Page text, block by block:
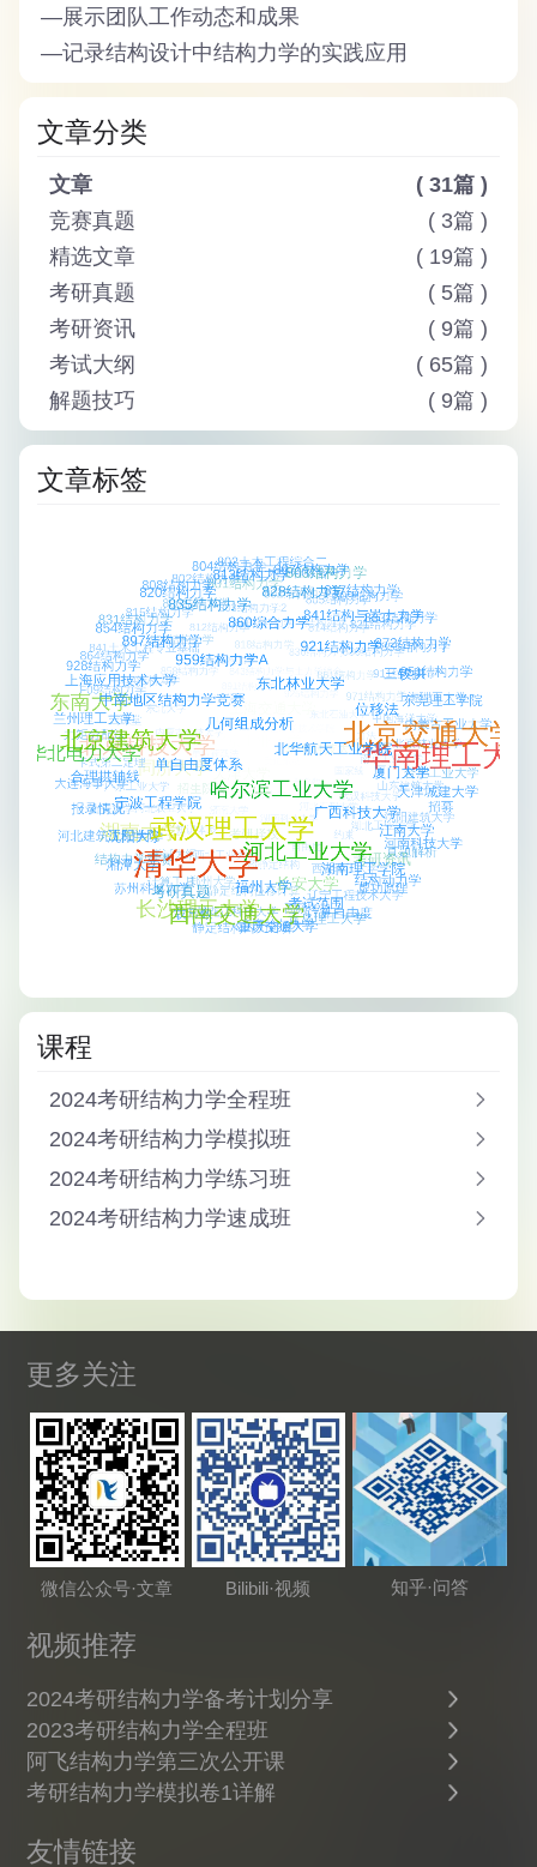
—展示团队工作动态和成果
—记录结构设计中结构力学的实践应用
文章分类
文章
( 31篇 )
竞赛真题
( 3篇 )
精选文章
( 19篇 )
考研真题
( 5篇 )
考研资讯
( 9篇 )
考试大纲
( 65篇 )
解题技巧
( 9篇 )
文章标签
课程
2024考研结构力学全程班
2024考研结构力学模拟班
2024考研结构力学练习班
2024考研结构力学速成班
更多关注
微信公众号·文章 Bilibili·视频 知乎·问答
视频推荐
2024考研结构力学备考计划分享
2023考研结构力学全程班
阿飞结构力学第三次公开课
考研结构力学模拟卷1详解
友情链接